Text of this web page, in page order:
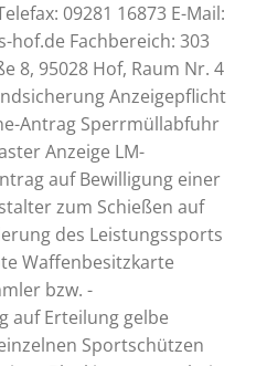
09281 16873 E-Mail:
hof.de Fachbereich: 303
8, 95028 Hof, Raum Nr. 4
Anzeigepflicht
Antrag Sperrmüllabfuhr
Anzeige LM-
auf Bewilligung einer
zum Schießen auf
des Leistungssports
Waffenbesitzkarte
bzw. -
auf Erteilung gelbe
Sportschützen